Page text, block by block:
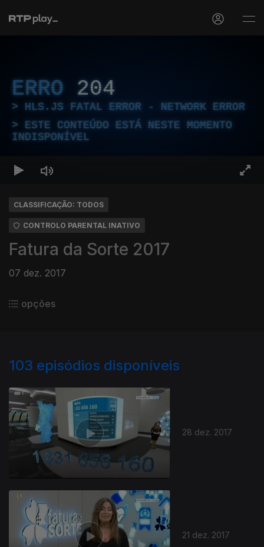
ERRO 204
HLS.JS FATAL ERROR - NETWORK ERROR
ESTE CONTEÚDO ESTÁ NESTE MOMENTO
INDISPONÍVEL
CLASSIFICAÇÃO: TODOS
CONTROLO PARENTAL INATIVO
Fatura da Sorte 2017
07 dez. 2017
opções
103 episódios disponíveis
28 dez. 2017
21 dez. 2017